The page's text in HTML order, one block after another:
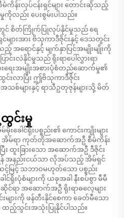
မံကိန်းလုပ်ငန်းရှင်များ တောင်းဆိုသည့်
မှုကိုလည်း ပေးစွမ်းပါသည်။
စိတ်ကြိုက်ပြုလုပ်နိုင်မှုသည် ရေ
များအား ဗိသုကာဒီဇိုင်းနှင့် ဒေသတွင်း
ည့် အရောင်နှင့် မျက်နှာပြင်အမျိုးမျိုးကို
င်းလဲနိုင်မှုသည် ရိုးရာပေါ်လွှားရာ
ားရေးအမျိုးအစားပုံစံတည်ဆောက်မှု၏
းလာပြီး ဤဗိသုကာဒီဇိုင်း
သစ်များနှင့် ရာသီဥတုဇုန်များသို့ မိတ်
င်းမှု
ါင်ရိုးပစ္စည်း၏ ကောင်းကျိုးများ
က အိမ်ရာ ကုတ်တိုအဆောက်အဦ စီမံကိန်း
း ထူးခြားသော အဆောက်အဦ ဒီဇိုင်း
ရန် အနည်းငယ်သာ လိုအပ်သည့် အိမ်ရှင်
င့်မြင့် သဘာဝမဟုတ်သော ပစ္စည်း
းပုံစံများကို ယခုအခါ နီးစပ်စွာ မီမီ
ဆိုင်ရာ အဆောက်အဦ ရိုးရာဓလေ့များ
ားကို ဖန်တီးနိုင်စေကာ ခေတ်မီသော
ထည့်သွင်းအသုံးပြုနိုင်ပါသည်။